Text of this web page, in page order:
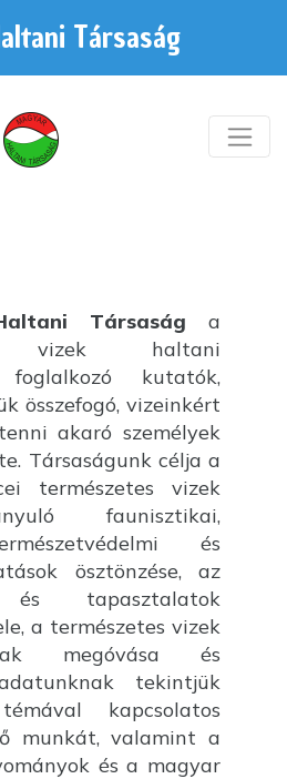
Társaság
Társaság a
vizek haltani
foglalkozó kutatók,
összefogó, vizeinkért
akaró személyek
Társaságunk célja a
természetes vizek
faunisztikai,
és
ösztönzése, az
és tapasztalatok
a természetes vizek
megóvása és
tekintjük
kapcsolatos
munkát, valamint a
és a magyar